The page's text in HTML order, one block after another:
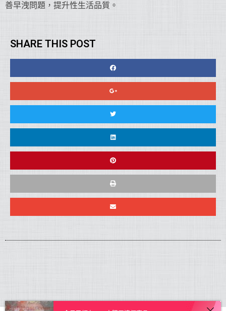
善早洩問題，提升性生活品質。
SHARE THIS POST